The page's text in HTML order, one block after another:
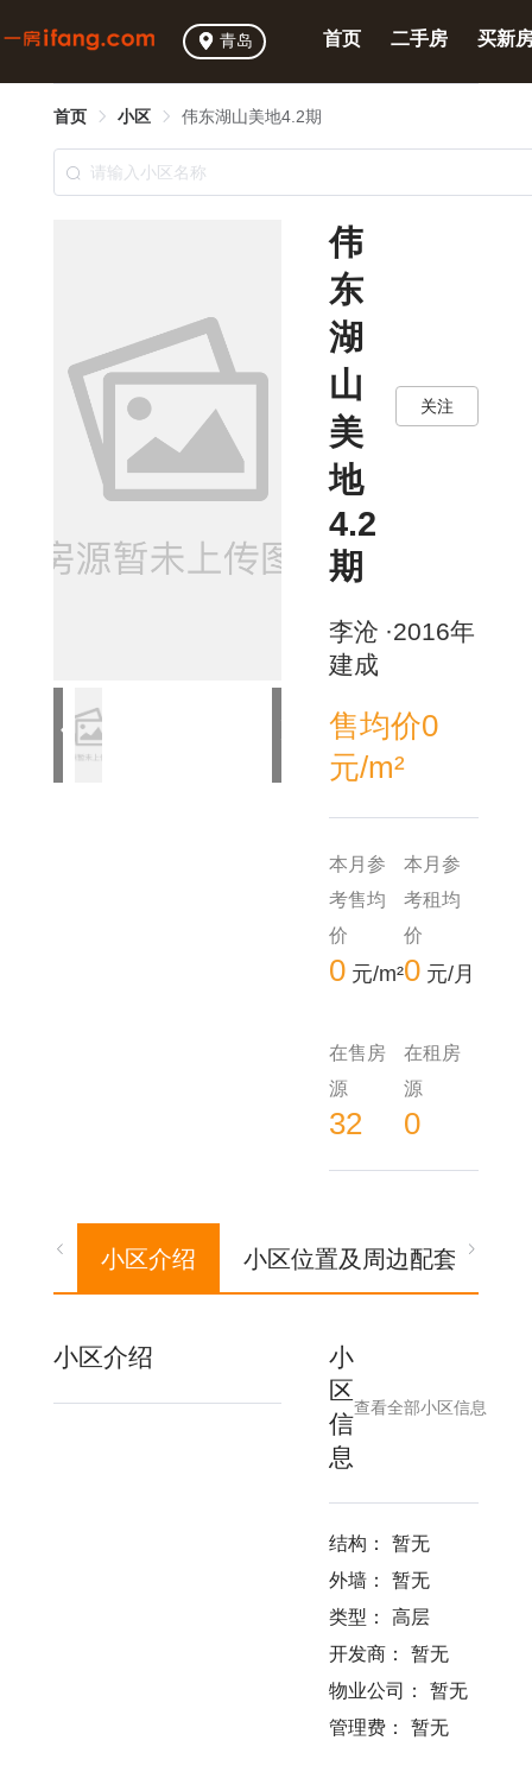
青岛 首页 二手房 买新
首页 小区 伟东湖山美地4.2期
伟
东
湖
山
美
地
4.2
期
关注
李沧 ·2016年
建成
售均价0
元/m²
本月参
考售均
价
0 元/m²
本月参
考租均
价
0 元/月
在售房
源
32
在租房
源
0
小区介绍 小区位置及周边配套
小区介绍
小
区
信
息
查看全部小区信息
结构：
暂无
外墙：
暂无
类型：
高层
开发商：
暂无
物业公司：
暂无
管理费：
暂无